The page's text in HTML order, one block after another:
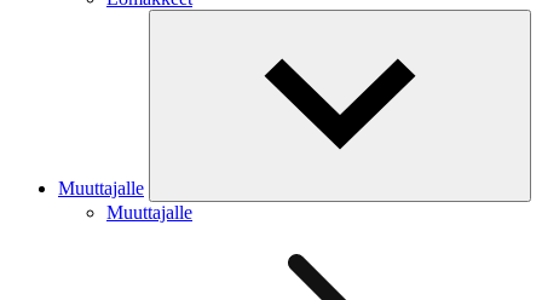
Muuttajalle
Muuttajalle